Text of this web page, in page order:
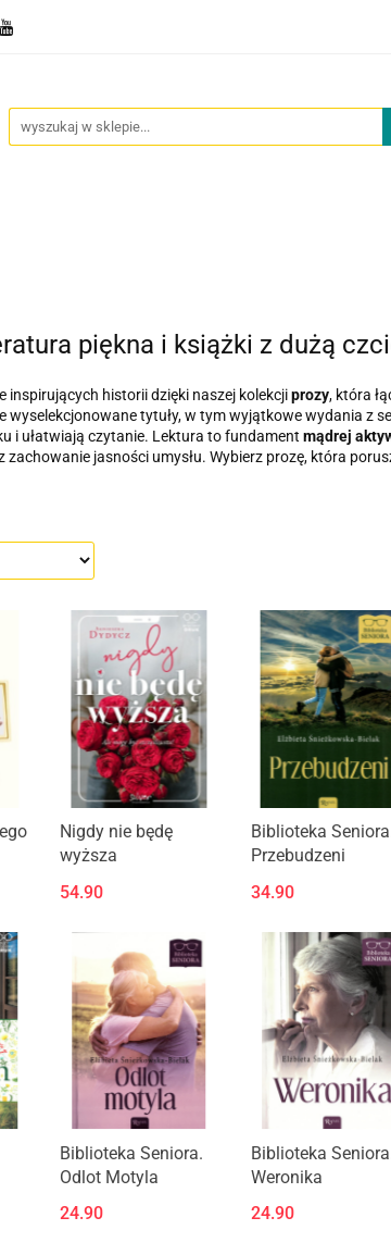
piękna i książki z dużą
inspirujących historii dzięki naszej kolekcji prozy, która
wyselekcjonowane tytuły, w tym wyjątkowe wydania z
i ułatwiają czytanie. Lektura to fundament mądrej
zachowanie jasności umysłu. Wybierz prozę, która
Nigdy nie będę
wyższa
54.90
Biblioteka
Przebudzeni
34.90
Produkt niedostępny
Biblioteka Seniora.
Odlot Motyla
24.90
Produkt niedostępny
Biblioteka
Weronika
24.90